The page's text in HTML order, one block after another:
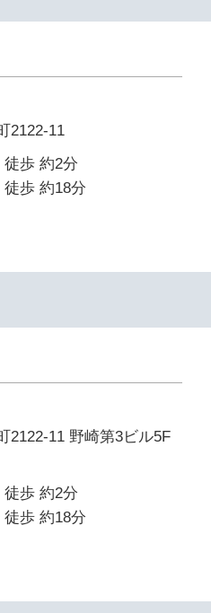
2122-11
歩 約2分
歩 約18分
2122-11 野崎第3ビル5F
歩 約2分
歩 約18分